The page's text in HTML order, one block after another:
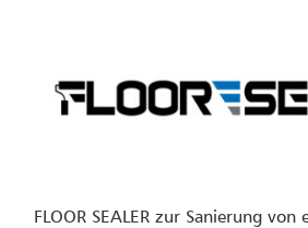
FLOOR SEALER zur Sanierung von